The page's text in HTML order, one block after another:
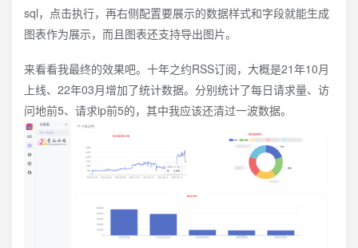
sql，点击执行，再右侧配置要展示的数据样式和字段就能生成
图表作为展示，而且图表还支持导出图片。
来看看我最终的效果吧。十年之约RSS订阅，大概是21年10月
上线、22年03月增加了统计数据。分别统计了每日请求量、访
问地前5、请求ip前5的，其中我应该还清过一波数据。